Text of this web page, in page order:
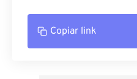
Copiar link